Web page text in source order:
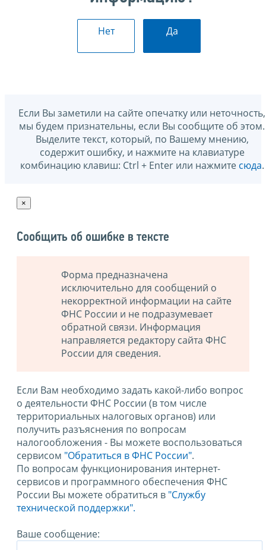
Нет Да
Если Вы заметили на сайте опечатку или неточность,
мы будем признательны, если Вы сообщите об этом.
Выделите текст, который, по Вашему мнению,
содержит ошибку, и нажмите на клавиатуре
комбинацию клавиш: Ctrl + Enter или нажмите сюда.
×
Сообщить об ошибке в тексте
Форма предназначена
исключительно для сообщений о
некорректной информации на сайте
ФНС России и не подразумевает
обратной связи. Информация
направляется редактору сайта ФНС
России для сведения.
Если Вам необходимо задать какой-либо вопрос
о деятельности ФНС России (в том числе
территориальных налоговых органов) или
получить разъяснения по вопросам
налогообложения - Вы можете воспользоваться
сервисом "Обратиться в ФНС России".
По вопросам функционирования интернет-
сервисов и программного обеспечения ФНС
России Вы можете обратиться в "Службу
технической поддержки".
Ваше сообщение: